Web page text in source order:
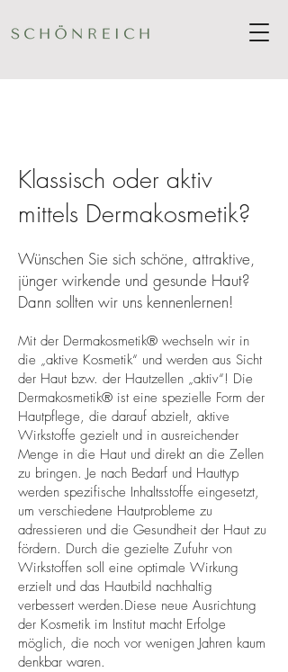
Klassisch oder aktiv
mittels Dermakosmetik?
Wünschen Sie sich schöne, attraktive,
jünger wirkende und gesunde Haut?
Dann sollten wir uns kennenlernen!
Mit der Dermakosmetik® wechseln wir in
die „aktive Kosmetik“ und werden aus Sicht
der Haut bzw. der Hautzellen „aktiv“! Die
Dermakosmetik® ist eine spezielle Form der
Hautpflege, die darauf abzielt, aktive
Wirkstoffe gezielt und in ausreichender
Menge in die Haut und direkt an die Zellen
zu bringen. Je nach Bedarf und Hauttyp
werden spezifische Inhaltsstoffe eingesetzt,
um verschiedene Hautprobleme zu
adressieren und die Gesundheit der Haut zu
fördern. Durch die gezielte Zufuhr von
Wirkstoffen soll eine optimale Wirkung
erzielt und das Hautbild nachhaltig
verbessert werden.Diese neue Ausrichtung
der Kosmetik im Institut macht Erfolge
möglich, die noch vor wenigen Jahren kaum
denkbar waren.